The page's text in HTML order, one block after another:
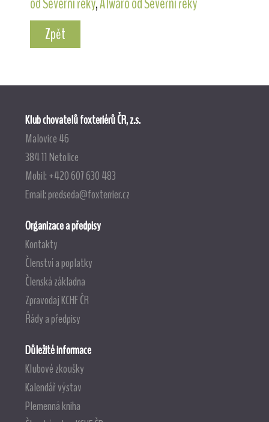
Zpět
Klub chovatelů foxteriérů ČR, z.s.
Malovice 46
384 11 Netolice
Mobil: +420 607 630 483
Email:predseda@foxterrier.cz
Organizace a předpisy
Kontakty
Členství a poplatky
Členská základna
Zpravodaj KCHF ČR
Řády a předpisy
Důležité informace
Klubové zkoušky
Kalendář výstav
Plemenná kniha